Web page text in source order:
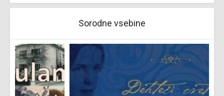
Sorodne vsebine